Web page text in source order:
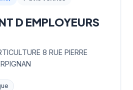
D EMPLOYEURS
8 RUE PIERRE